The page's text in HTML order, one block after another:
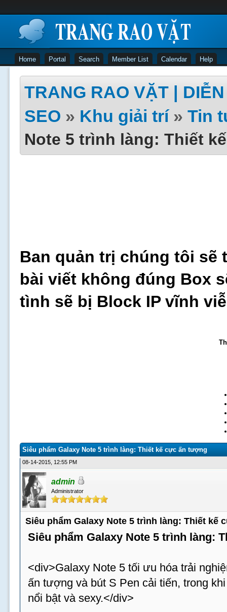
Home Portal Search Member List Calendar Help
TRANG RAO VẶT |
SEO » Khu giải trí»Tin
Note 5 trình làng: Thiết
Ban quản trị chúng tôi sẽ
bài viết không đúng Box
tình sẽ bị Block IP vĩnh
Siêu phẩm Galaxy Note 5 trình làng: Thiết kế cực ấn tượng
08-14-2015, 12:55 PM
admin
Administrator
Siêu phẩm Galaxy Note 5 trình làng: Thiết kế
Siêu phẩm Galaxy Note 5 trình làng:
<div>Galaxy Note 5 tối ưu hóa trải
ấn tượng và bút S Pen cải tiến, trong
nổi bật và sexy.</div>